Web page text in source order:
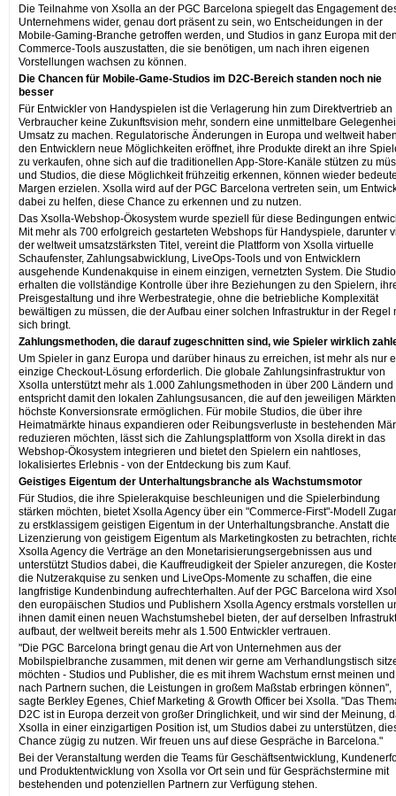
Die Teilnahme von Xsolla an der PGC Barcelona spiegelt das Engagement
Unternehmens wider, genau dort präsent zu sein, wo Entscheidungen in der
Mobile-Gaming-Branche getroffen werden, und Studios in ganz Europa mit
Commerce-Tools auszustatten, die sie benötigen, um nach ihren eigenen
Vorstellungen wachsen zu können.
Die Chancen für Mobile-Game-Studios im D2C-Bereich standen noch nie
besser
Für Entwickler von Handyspielen ist die Verlagerung hin zum Direktvertrieb an
Verbraucher keine Zukunftsvision mehr, sondern eine unmittelbare
Umsatz zu machen. Regulatorische Änderungen in Europa und weltweit
den Entwicklern neue Möglichkeiten eröffnet, ihre Produkte direkt an ihre
zu verkaufen, ohne sich auf die traditionellen App-Store-Kanäle stützen zu
und Studios, die diese Möglichkeit frühzeitig erkennen, können wieder
Margen erzielen. Xsolla wird auf der PGC Barcelona vertreten sein, um
dabei zu helfen, diese Chance zu erkennen und zu nutzen.
Das Xsolla-Webshop-Ökosystem wurde speziell für diese Bedingungen
Mit mehr als 700 erfolgreich gestarteten Webshops für Handyspiele, darunter
der weltweit umsatzstärksten Titel, vereint die Plattform von Xsolla virtuelle
Schaufenster, Zahlungsabwicklung, LiveOps-Tools und von Entwicklern
ausgehende Kundenakquise in einem einzigen, vernetzten System. Die
erhalten die vollständige Kontrolle über ihre Beziehungen zu den Spielern,
Preisgestaltung und ihre Werbestrategie, ohne die betriebliche Komplexität
bewältigen zu müssen, die der Aufbau einer solchen Infrastruktur in der Regel
sich bringt.
Zahlungsmethoden, die darauf zugeschnitten sind, wie Spieler wirklich
Um Spieler in ganz Europa und darüber hinaus zu erreichen, ist mehr als nur
einzige Checkout-Lösung erforderlich. Die globale Zahlungsinfrastruktur von
Xsolla unterstützt mehr als 1.000 Zahlungsmethoden in über 200 Ländern und
entspricht damit den lokalen Zahlungsusancen, die auf den jeweiligen
höchste Konversionsrate ermöglichen. Für mobile Studios, die über ihre
Heimatmärkte hinaus expandieren oder Reibungsverluste in bestehenden
reduzieren möchten, lässt sich die Zahlungsplattform von Xsolla direkt in das
Webshop-Ökosystem integrieren und bietet den Spielern ein nahtloses,
lokalisiertes Erlebnis - von der Entdeckung bis zum Kauf.
Geistiges Eigentum der Unterhaltungsbranche als Wachstumsmotor
Für Studios, die ihre Spielerakquise beschleunigen und die Spielerbindung
stärken möchten, bietet Xsolla Agency über ein "Commerce-First"-Modell
zu erstklassigem geistigen Eigentum in der Unterhaltungsbranche. Anstatt die
Lizenzierung von geistigem Eigentum als Marketingkosten zu betrachten,
Xsolla Agency die Verträge an den Monetarisierungsergebnissen aus und
unterstützt Studios dabei, die Kauffreudigkeit der Spieler anzuregen, die
die Nutzerakquise zu senken und LiveOps-Momente zu schaffen, die eine
langfristige Kundenbindung aufrechterhalten. Auf der PGC Barcelona wird
den europäischen Studios und Publishern Xsolla Agency erstmals vorstellen
ihnen damit einen neuen Wachstumshebel bieten, der auf derselben
aufbaut, der weltweit bereits mehr als 1.500 Entwickler vertrauen.
"Die PGC Barcelona bringt genau die Art von Unternehmen aus der
Mobilspielbranche zusammen, mit denen wir gerne am Verhandlungstisch
möchten - Studios und Publisher, die es mit ihrem Wachstum ernst meinen und
nach Partnern suchen, die Leistungen in großem Maßstab erbringen können",
sagte Berkley Egenes, Chief Marketing & Growth Officer bei Xsolla. "Das
D2C ist in Europa derzeit von großer Dringlichkeit, und wir sind der Meinung,
Xsolla in einer einzigartigen Position ist, um Studios dabei zu unterstützen,
Chance zügig zu nutzen. Wir freuen uns auf diese Gespräche in Barcelona."
Bei der Veranstaltung werden die Teams für Geschäftsentwicklung,
und Produktentwicklung von Xsolla vor Ort sein und für Gesprächstermine mit
bestehenden und potenziellen Partnern zur Verfügung stehen.